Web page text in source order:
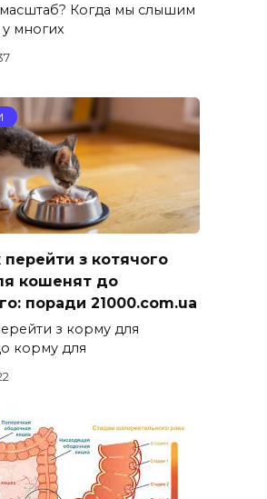
Когда мы слышим
у многих
перейти з котячого
кошенят до
поради 21000.com.ua
з корму для
корму для